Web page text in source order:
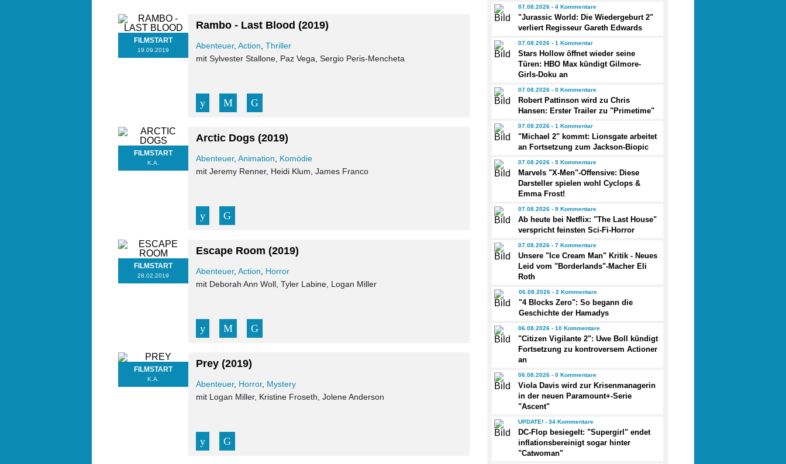
FILMSTART
19.09.2019
Rambo - Last Blood (2019)
Abenteuer,Action ,Thriller
mit Sylvester Stallone, Paz Vega, Sergio Peris-Mencheta
FILMSTART
K.A.
Arctic Dogs (2019)
Abenteuer,Animation
Komödie
mit Jeremy Renner, Heidi Klum, James Franco
FILMSTART
28.02.2019
Escape Room (2019)
Abenteuer,Action
Horror
mit Deborah Ann Woll, Tyler Labine, Logan Miller
FILMSTART
K.A.
Prey (2019)
Abenteuer, Horror, Mystery
mit Logan Miller, Kristine Froseth, Jolene Anderson
07.08.2026 - 4 Kommentare
"Jurassic World: Die Wiedergeburt 2"
verliert Regisseur Gareth Edwards
07.08.2026 - 1 Kommentar
Stars Hollow öffnet wieder seine
Türen: HBO Max kündigt Gilmore-
Girls-Doku an
07.08.2026 - 0 Kommentare
Robert Pattinson wird zu Chris
Hansen: Erster Trailer zu "Primetime"
07.08.2026 - 1 Kommentar
"Michael 2" kommt: Lionsgate arbeitet
an Fortsetzung zum Jackson-Biopic
07.08.2026 - 5 Kommentare
Marvels "X-Men"-Offensive: Diese
Darsteller spielen wohl Cyclops &
Emma Frost!
07.08.2026 - 9 Kommentare
Ab heute bei Netflix: "The Last House"
verspricht feinsten Sci-Fi-Horror
07.08.2026 - 7 Kommentare
Unsere "Ice Cream Man" Kritik - Neues
Leid vom "Borderlands"-Macher Eli
Roth
06.08.2026 - 2 Kommentare
"4 Blocks Zero": So begann die
Geschichte der Hamadys
06.08.2026 - 10 Kommentare
"Citizen Vigilante 2": Uwe Boll kündigt
Fortsetzung zu kontroversem Actioner
an
06.08.2026 - 0 Kommentare
Viola Davis wird zur Krisenmanagerin
in der neuen Paramount+-Serie
"Ascent"
UPDATE! - 34 Kommentare
DC-Flop besiegelt: "Supergirl" endet
inflationsbereinigt sogar hinter
"Catwoman"